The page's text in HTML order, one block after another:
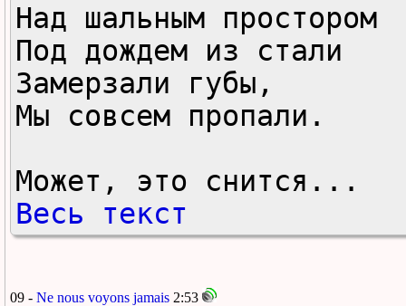
Над шальным простором
Под дождем из стали
Замерзали губы,
Мы совсем пропали.
Может, это снится...
Весь текст
09 - Ne nous voyons jamais 2:53